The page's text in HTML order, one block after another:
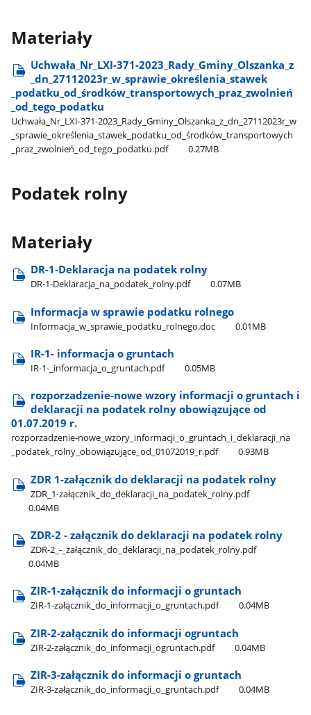
Materiały
Uchwała​_Nr​_LXI-371-2023​_Rady​_Gminy​_Olszanka​_z​
_dn​_27112023r​_w​_sprawie​_określenia​_stawek​
_podatku​_od​_środków​_transportowych​_praz​_zwolnień​
_od​_tego​_podatku
Uchwała​_Nr​_LXI-371-2023​_Rady​_Gminy​_Olszanka​_z​_dn​_27112023r​_w​
_sprawie​_określenia​_stawek​_podatku​_od​_środków​_transportowych​
_praz​_zwolnień​_od​_tego​_podatku.pdf
0.27MB
Podatek rolny
Materiały
DR-1-Deklaracja na podatek rolny
DR-1-Deklaracja​_na​_podatek​_rolny.pdf 0.07MB
Informacja w sprawie podatku rolnego
Informacja​_w​_sprawie​_podatku​_rolnego.doc 0.01MB
IR-1- informacja o gruntach
IR-1-​_informacja​_o​_gruntach.pdf 0.05MB
rozporzadzenie-nowe wzory informacji o gruntach i
deklaracji na podatek rolny obowiązujące od
01.07.2019 r.
rozporzadzenie-nowe​_wzory​_informacji​_o​_gruntach​_i​_deklaracji​_na​
_podatek​_rolny​_obowiązujące​_od​_01072019​_r.pdf
0.93MB
ZDR 1-załącznik do deklaracji na podatek rolny
ZDR​_1-załącznik​_do​_deklaracji​_na​_podatek​_rolny.pdf
0.04MB
ZDR-2 - załącznik do deklaracji na podatek rolny
ZDR-2​_-​_załącznik​_do​_deklaracji​_na​_podatek​_rolny.pdf
0.04MB
ZIR-1-załącznik do informacji o gruntach
ZIR-1-załącznik​_do​_informacji​_o​_gruntach.pdf 0.04MB
ZIR-2-załącznik do informacji ogruntach
ZIR-2-załącznik​_do​_informacji​_ogruntach.pdf 0.04MB
ZIR-3-załącznik do informacji o gruntach
ZIR-3-załącznik​_do​_informacji​_o​_gruntach.pdf 0.04MB